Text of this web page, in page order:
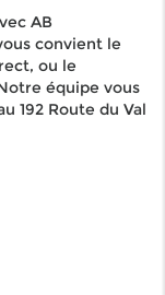
AB
convient le
ou le
équipe vous
192 Route du Val